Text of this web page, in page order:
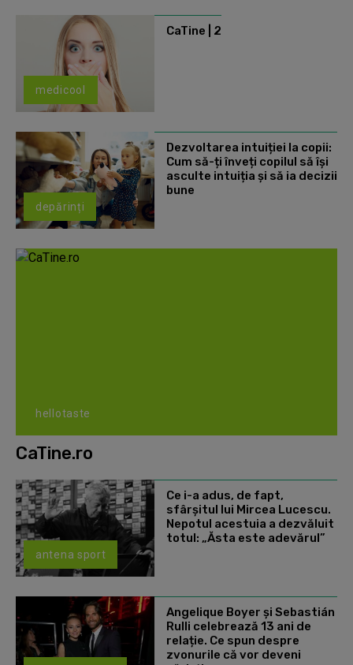
medicool
CaTine | 2
depărinți
Dezvoltarea intuiției la copii:
Cum să-ți înveți copilul să își
asculte intuiția și să ia decizii
bune
hellotaste
CaTine.ro
antena sport
Ce i-a adus, de fapt,
sfârșitul lui Mircea Lucescu.
Nepotul acestuia a dezvăluit
totul: „Ăsta este adevărul”
Angelique Boyer și Sebastián
Rulli celebrează 13 ani de
relație. Ce spun despre
zvonurile că vor deveni